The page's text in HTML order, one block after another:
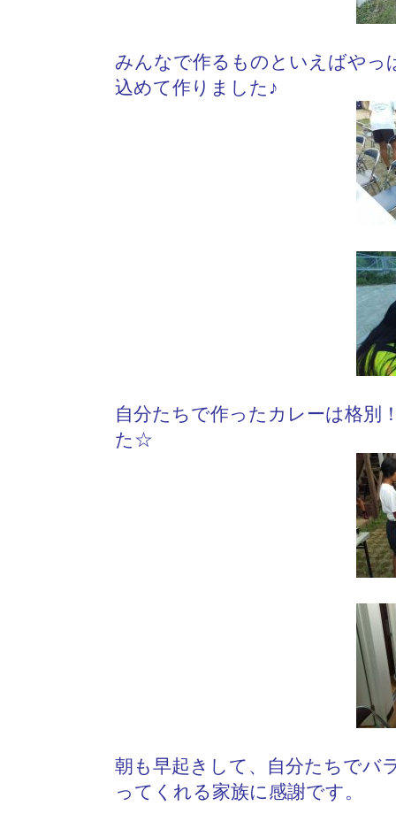
みんなで作るものといえばやっ
込めて作りました♪
自分たちで作ったカレーは格別
た☆
朝も早起きして、自分たちでバ
ってくれる家族に感謝です。